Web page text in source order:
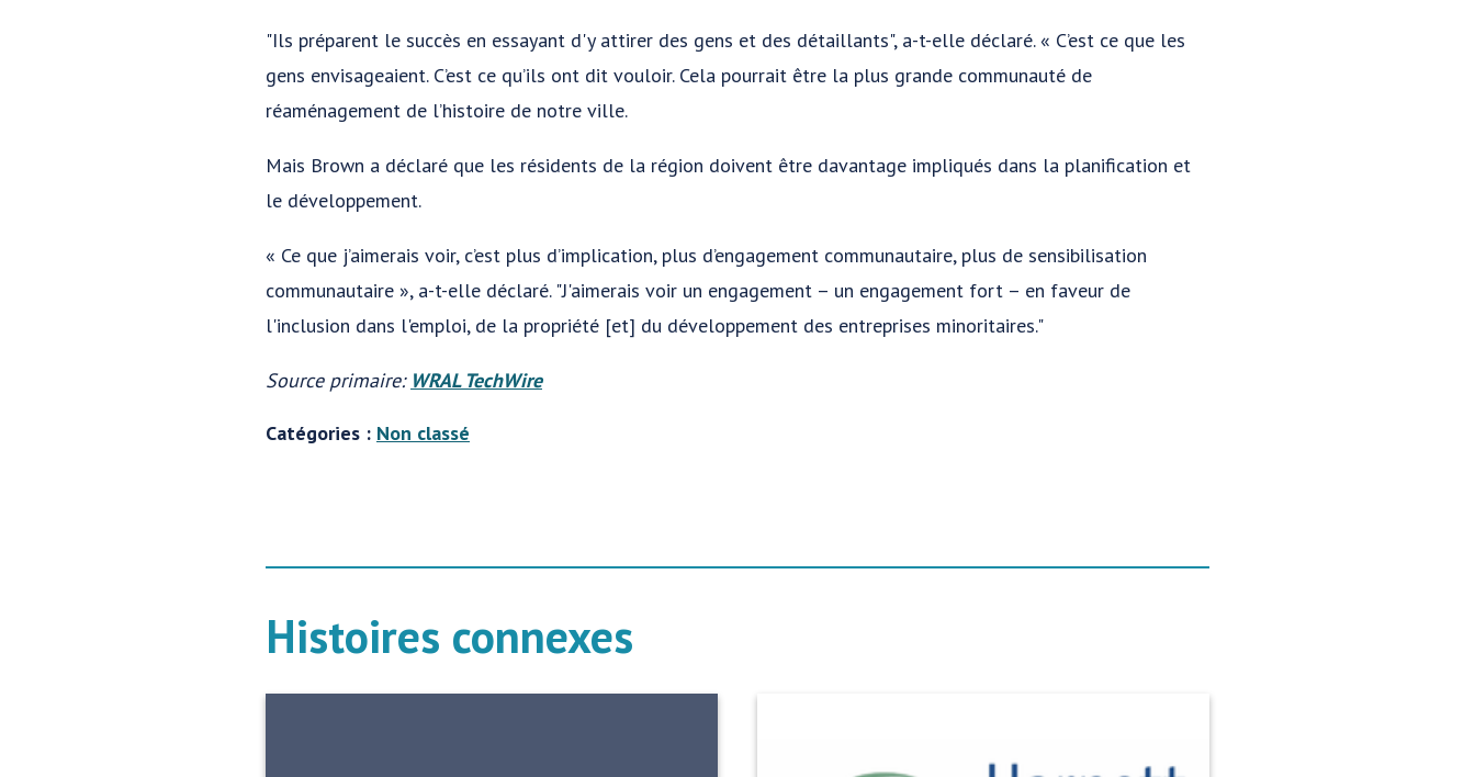
"Ils préparent le succès en essayant d'y attirer des gens et des détaillants", a-t-elle déclaré. « C’est ce que les
gens envisageaient. C’est ce qu’ils ont dit vouloir. Cela pourrait être la plus grande communauté de
réaménagement de l’histoire de notre ville.
Mais Brown a déclaré que les résidents de la région doivent être davantage impliqués dans la planification et
le développement.
« Ce que j’aimerais voir, c’est plus d’implication, plus d’engagement communautaire, plus de sensibilisation
communautaire », a-t-elle déclaré. "J'aimerais voir un engagement – un engagement fort – en faveur de
l'inclusion dans l'emploi, de la propriété [et] du développement des entreprises minoritaires."
Source primaire: WRAL TechWire
Catégories : Non classé
Histoires connexes